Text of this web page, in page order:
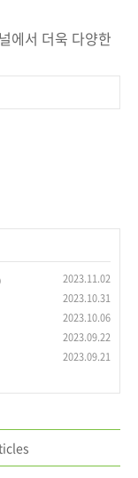
에서 더욱 다양한
2023.11.02
2023.10.31
2023.10.06
2023.09.22
2023.09.21